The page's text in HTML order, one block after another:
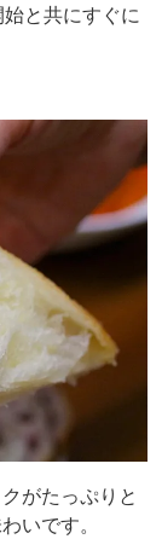
と共にすぐに
がたっぷりと
いです。